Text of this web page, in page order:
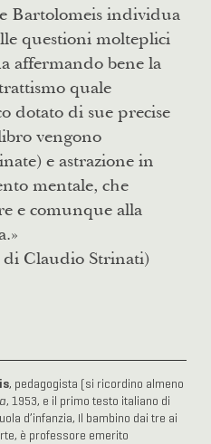
Bartolomeis individua
questioni molteplici
affermando bene la
quale
dotato di sue precise
vengono
e astrazione in
mentale, che
e comunque alla
Claudio Strinati)
, pedagogista (si ricordino almeno
, 1953, e il primo testo italiano di
d’infanzia, Il bambino dai tre ai
è professore emerito